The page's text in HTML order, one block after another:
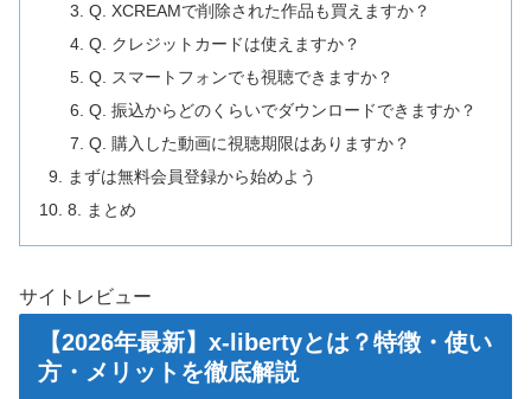
Q. XCREAMで削除された作品も買えますか？
Q. クレジットカードは使えますか？
Q. スマートフォンでも視聴できますか？
Q. 振込からどのくらいでダウンロードできますか？
Q. 購入した動画に視聴期限はありますか？
まずは無料会員登録から始めよう
8. まとめ
サイトレビュー
【2026年最新】x-libertyとは？特徴・使い
方・メリットを徹底解説